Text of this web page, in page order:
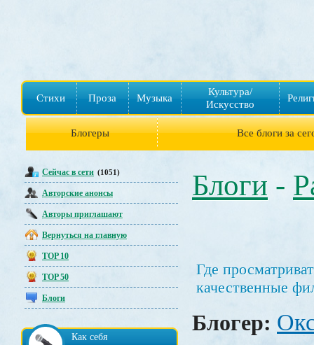
Стихи Проза Музыка
Культура/
Искусство
Блогеры Все блоги за
Сейчас в сети (1051)
Авторские анонсы
Авторы приглашают
Вернуться на главную
TOP 10
TOP 50
Блоги
Как себя
Блоги -
Где
качественные
Блогер: